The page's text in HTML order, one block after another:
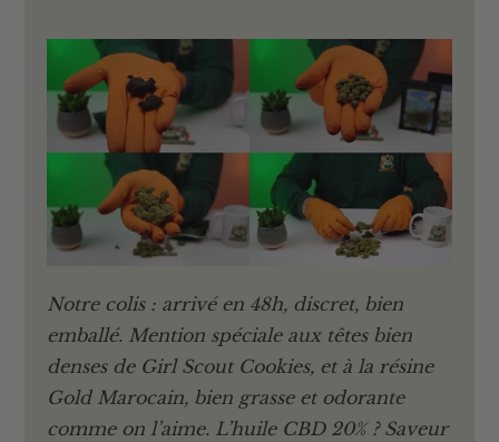
Notre colis : arrivé en 48h, discret, bien
emballé. Mention spéciale aux têtes bien
denses de Girl Scout Cookies, et à la résine
Gold Marocain, bien grasse et odorante
comme on l’aime. L’huile CBD 20% ? Saveur